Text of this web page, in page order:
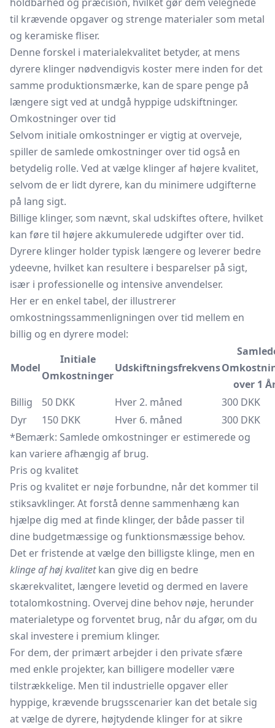
til krævende opgaver og strenge materialer som metal
og keramiske fliser.
Denne forskel i materialekvalitet betyder, at mens
dyrere klinger nødvendigvis koster mere inden for det
samme produktionsmærke, kan de spare penge på
længere sigt ved at undgå hyppige udskiftninger.
Omkostninger over tid
Selvom initiale omkostninger er vigtig at overveje,
spiller de samlede omkostninger over tid også en
betydelig rolle. Ved at vælge klinger af højere kvalitet,
selvom de er lidt dyrere, kan du minimere udgifterne
på lang sigt.
Billige klinger, som nævnt, skal udskiftes oftere, hvilket
kan føre til højere akkumulerede udgifter over tid.
Dyrere klinger holder typisk længere og leverer bedre
ydeevne, hvilket kan resultere i besparelser på sigt,
især i professionelle og intensive anvendelser.
Her er en enkel tabel, der illustrerer
omkostningssammenligningen over tid mellem en
billig og en dyrere model:
Model
Initiale
Omkostninger
Udskiftningsfrekvens
over 1
Billig
50 DKK Hver 2. måned
300 DKK
Dyr
150 DKK Hver 6. måned
300 DKK
*Bemærk: Samlede omkostninger er estimerede og
kan variere afhængig af brug.
Pris og kvalitet
Pris og kvalitet er nøje forbundne, når det kommer til
stiksavklinger. At forstå denne sammenhæng kan
hjælpe dig med at finde klinger, der både passer til
dine budgetmæssige og funktionsmæssige behov.
Det er fristende at vælge den billigste klinge, men en
klinge af høj kvalitetkan give dig en bedre
skærekvalitet, længere levetid og dermed en lavere
totalomkostning. Overvej dine behov nøje, herunder
materialetype og forventet brug, når du afgør, om du
skal investere i premium klinger.
For dem, der primært arbejder i den private sfære
med enkle projekter, kan billigere modeller være
tilstrækkelige. Men til industrielle opgaver eller
hyppige, krævende brugsscenarier kan det betale sig
at vælge de dyrere, højtydende klinger for at sikre